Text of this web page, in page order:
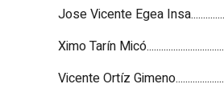
Jose Vicente Egea
Ximo Tarín
Vicente Ortíz